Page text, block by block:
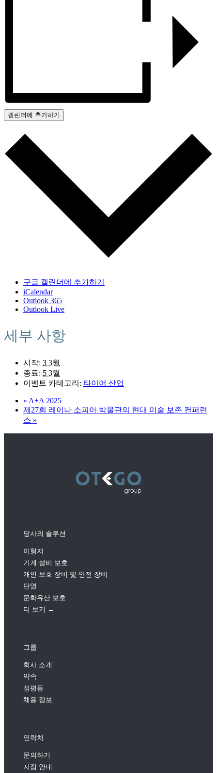
캘린더에 추가하기
구글 캘린더에 추가하기
iCalendar
Outlook 365
Outlook Live
세부 사항
시작: 3 3월
종료: 5 3월
이벤트 카테고리: 타이어 산업
« A+A 2025
제27회 레이나 소피아 박물관의 현대 미술 보존 컨퍼런
스 »
당사의 솔루션
이형지
기계 설비 보호
개인 보호 장비 및 안전 장비
단열
문화유산 보호
더 보기 →
그룹
회사 소개
약속
성평등
채용 정보
연락처
문의하기
지점 안내